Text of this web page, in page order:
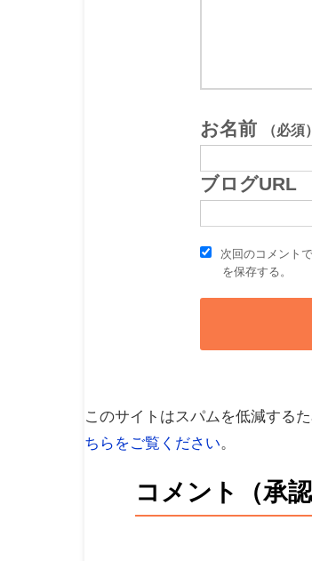
お名前 （必須）
ブログURL
次回のコメント
を保存する。
このサイトはスパムを低減する
ちらをご覧ください。
コメント（承